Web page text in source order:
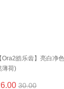
【Ora2皓乐齿】亮白净
薄荷)
30.00